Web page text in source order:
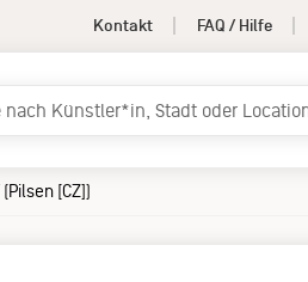
Kontakt FAQ / Hilfe
[CZ])